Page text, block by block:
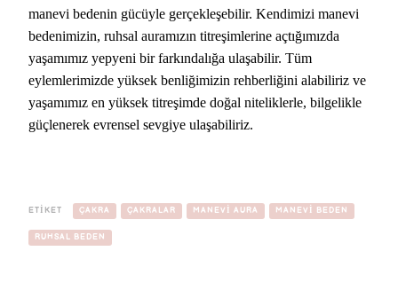
manevi bedenin gücüyle gerçekleşebilir. Kendimizi manevi
bedenimizin, ruhsal auramızın titreşimlerine açtığımızda
yaşamımız yepyeni bir farkındalığa ulaşabilir. Tüm
eylemlerimizde yüksek benliğimizin rehberliğini alabiliriz ve
yaşamımız en yüksek titreşimde doğal niteliklerle, bilgelikle
güçlenerek evrensel sevgiye ulaşabiliriz.
ETIKET ÇAKRA ÇAKRALAR MANEVI AURA MANEVI BEDEN
RUHSAL BEDEN